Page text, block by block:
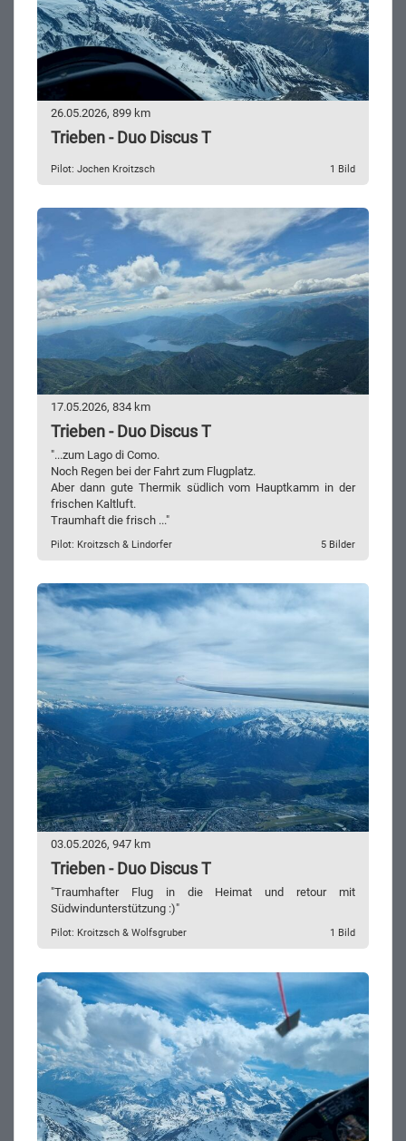
26.05.2026, 899 km
Trieben - Duo Discus T
Pilot: Jochen Kroitzsch 1 Bild
17.05.2026, 834 km
Trieben - Duo Discus T
"...zum Lago di Como.
Noch Regen bei der Fahrt zum Flugplatz.
Aber dann gute Thermik südlich vom Hauptkamm in der
frischen Kaltluft.
Traumhaft die frisch ..."
Pilot: Kroitzsch & Lindorfer 5 Bilder
03.05.2026, 947 km
Trieben - Duo Discus T
"Traumhafter Flug in die Heimat und retour mit
Südwindunterstützung :)"
Pilot: Kroitzsch & Wolfsgruber 1 Bild